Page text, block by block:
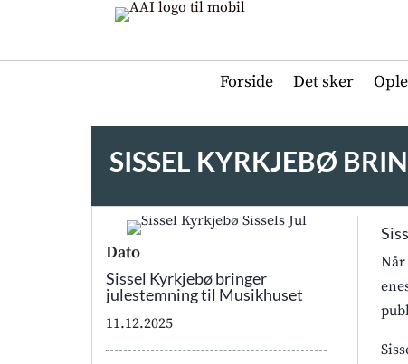
Forside Det sker
SISSEL KYRKJEBØ
Dato
Sissel Kyrkjebø bringer
julestemning til Musikhuset
11.12.2025